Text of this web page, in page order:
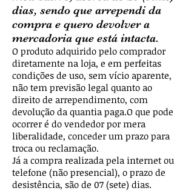
dias, sendo que arrependi da
compra e quero devolver a
mercadoria que está intacta.
O produto adquirido pelo comprador
diretamente na loja, e em perfeitas
condições de uso, sem vício aparente,
não tem previsão legal quanto ao
direito de arrependimento, com
devolução da quantia paga.O que pode
ocorrer é do vendedor por mera
liberalidade, conceder um prazo para
troca ou reclamação.
Já a compra realizada pela internet ou
telefone (não presencial), o prazo de
desistência, são de 07 (sete) dias.